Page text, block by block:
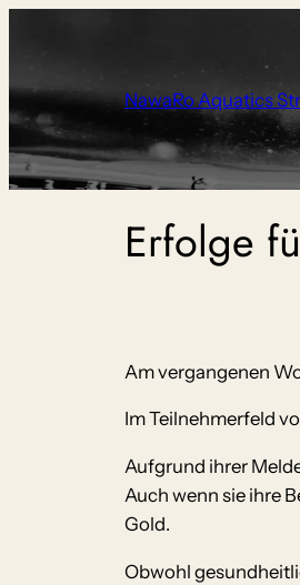
NawaRo Aquatics
Erfolge
Am vergangenen
Im Teilnehmerfeld
Aufgrund ihrer
Auch wenn sie ihre
Gold.
Obwohl